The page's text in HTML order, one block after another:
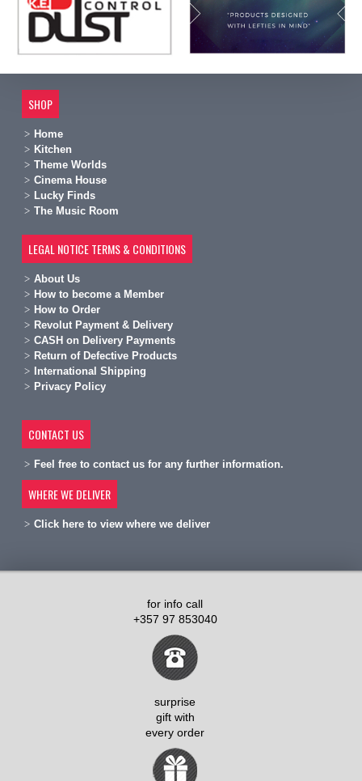
SHOP
Home
Kitchen
Theme Worlds
Cinema House
Lucky Finds
The Music Room
LEGAL NOTICE TERMS & CONDITIONS
About Us
How to become a Member
How to Order
Revolut Payment & Delivery
CASH on Delivery Payments
Return of Defective Products
International Shipping
Privacy Policy
CONTACT US
Feel free to contact us for any further information.
WHERE WE DELIVER
Click here to view where we deliver
for info call
+357 97 853040
surprise
gift with
every order